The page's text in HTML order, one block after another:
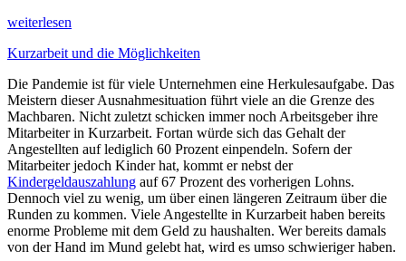
weiterlesen
Kurzarbeit und die Möglichkeiten
Die Pandemie ist für viele Unternehmen eine Herkulesaufgabe. Das
Meistern dieser Ausnahmesituation führt viele an die Grenze des
Machbaren. Nicht zuletzt schicken immer noch Arbeitsgeber ihre
Mitarbeiter in Kurzarbeit. Fortan würde sich das Gehalt der
Angestellten auf lediglich 60 Prozent einpendeln. Sofern der
Mitarbeiter jedoch Kinder hat, kommt er nebst der
Kindergeldauszahlung auf 67 Prozent des vorherigen Lohns.
Dennoch viel zu wenig, um über einen längeren Zeitraum über die
Runden zu kommen. Viele Angestellte in Kurzarbeit haben bereits
enorme Probleme mit dem Geld zu haushalten. Wer bereits damals
von der Hand im Mund gelebt hat, wird es umso schwieriger haben.